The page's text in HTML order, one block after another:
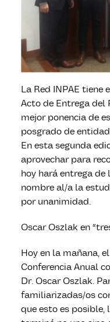
La Red INPAE tiene
Acto de Entrega del
mejor ponencia de
posgrado de
En esta segunda
aprovechar para
hoy hará entrega
nombre al/a la
por unanimidad.
Oscar Oszlak en
Hoy en la mañana, el
Conferencia Anual
Dr. Oscar Oszlak.
familiarizadas/os
que esto es posible,